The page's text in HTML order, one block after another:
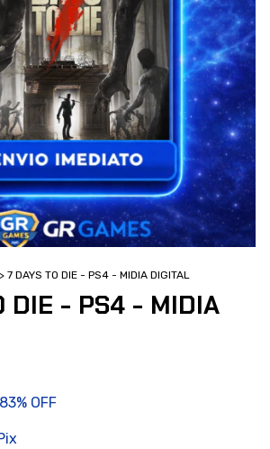
> 7 DAYS TO DIE - PS4 - MIDIA DIGITAL
DIE - PS4 - MIDIA
83% OFF